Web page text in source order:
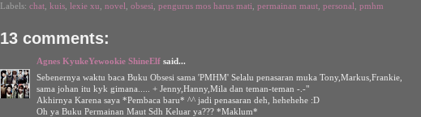
Labels: chat kuis lexie xu novel obsesi pengurus mos harus mati permainan maut personal pmhm
13 comments:
Agnes KyukeYewookie ShineElf said...
Sebenernya waktu baca Buku Obsesi sama 'PMHM' Selalu penasaran muka Tony,Markus,Frankie,
sama johan itu kyk gimana..... + Jenny,Hanny,Mila dan teman-teman -.-"
Akhirnya Karena saya *Pembaca baru* ^^ jadi penasaran deh, hehehehe :D
Oh ya Buku Permainan Maut Sdh Keluar ya??? *Maklum*